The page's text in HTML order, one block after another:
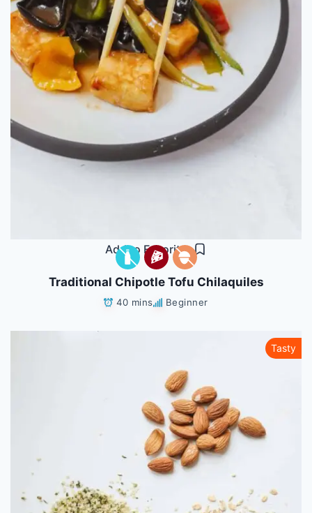
Add to Favorites
Traditional Chipotle Tofu Chilaquiles
40 mins Beginner
Tasty